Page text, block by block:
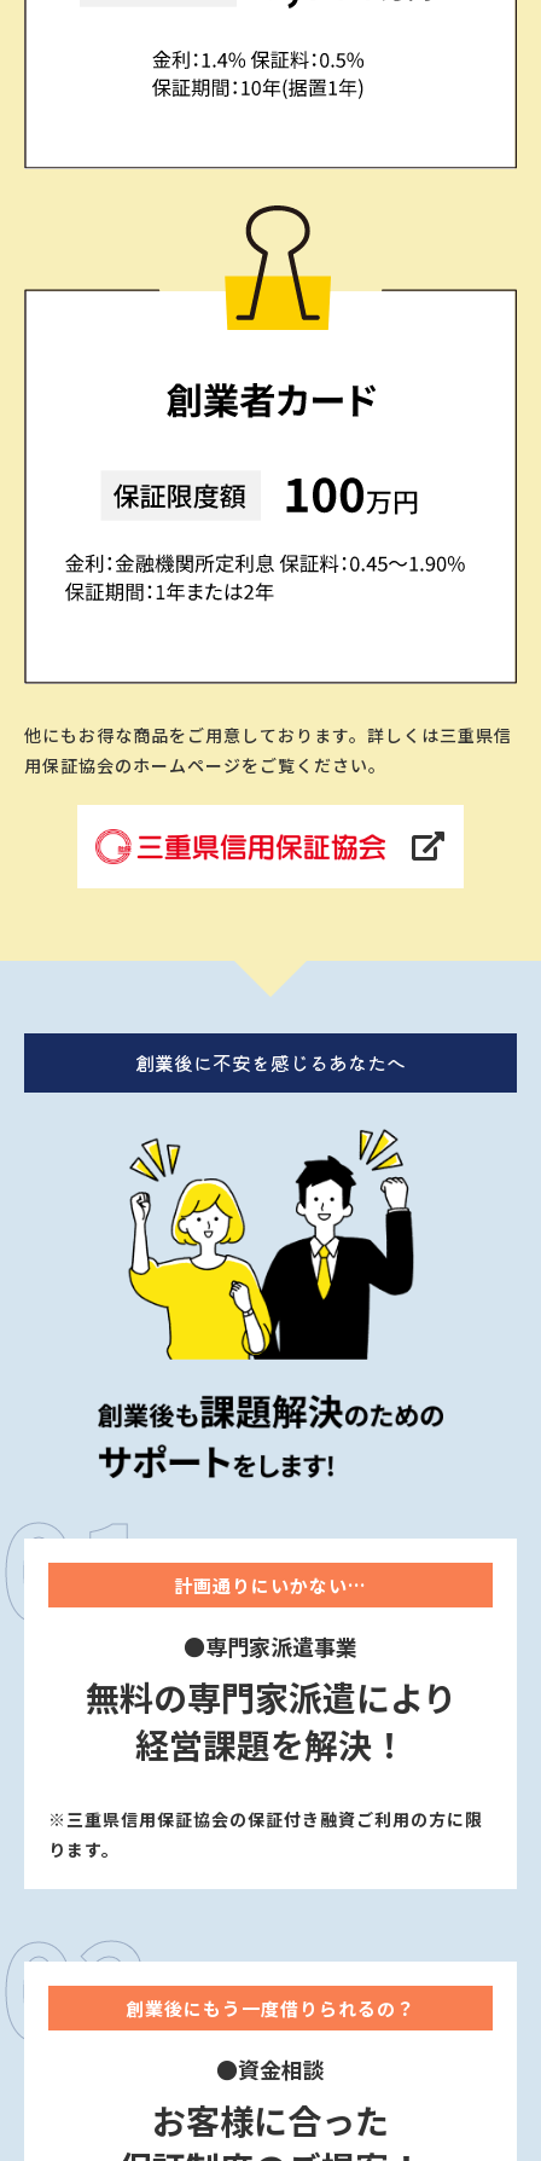
他にもお得な商品をご⽤意しております。詳しくは三重県信
用保証協会のホームページをご覧ください。
創業後に不安を感じるあなたへ
01 計画通りにいかない…
●専⾨家派遣事業
無料の専⾨家派遣により
経営課題を解決！
※三重県信⽤保証協会の保証付き融資ご利⽤の⽅に限
ります。
02創業後にもう⼀度借りられるの？
●資⾦相談
お客様に合った